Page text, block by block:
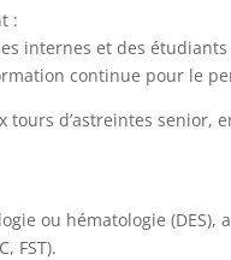
:
internes et des
continue pour le
tours d’astreintes senior,
ou hématologie
FST).